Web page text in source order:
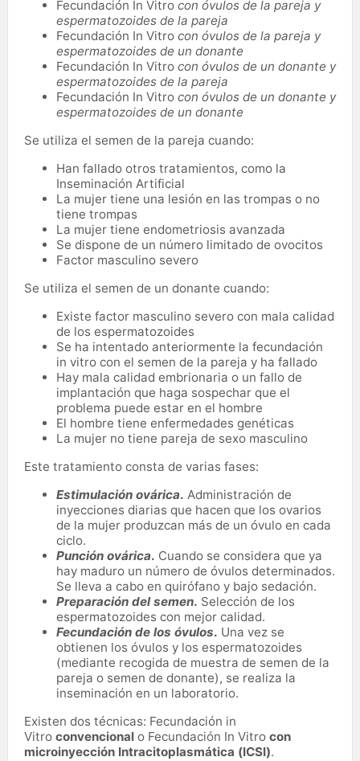
Fecundación In Vitro con óvulos de la pareja y
espermatozoides de la pareja
Fecundación In Vitro con óvulos de la pareja y
espermatozoides de un donante
Fecundación In Vitro con óvulos de un donante y
espermatozoides de la pareja
Fecundación In Vitro con óvulos de un donante y
espermatozoides de un donante
Se utiliza el semen de la pareja cuando:
Han fallado otros tratamientos, como la
Inseminación Artificial
La mujer tiene una lesión en las trompas o no
tiene trompas
La mujer tiene endometriosis avanzada
Se dispone de un número limitado de ovocitos
Factor masculino severo
Se utiliza el semen de un donante cuando:
Existe factor masculino severo con mala calidad
de los espermatozoides
Se ha intentado anteriormente la fecundación
in vitro con el semen de la pareja y ha fallado
Hay mala calidad embrionaria o un fallo de
implantación que haga sospechar que el
problema puede estar en el hombre
El hombre tiene enfermedades genéticas
La mujer no tiene pareja de sexo masculino
Este tratamiento consta de varias fases:
Estimulación ovárica. Administración de
inyecciones diarias que hacen que los ovarios
de la mujer produzcan más de un óvulo en cada
ciclo.
Punción ovárica. Cuando se considera que ya
hay maduro un número de óvulos determinados.
Se lleva a cabo en quirófano y bajo sedación.
Preparación del semen. Selección de los
espermatozoides con mejor calidad.
Fecundación de los óvulos. Una vez se
obtienen los óvulos y los espermatozoides
(mediante recogida de muestra de semen de la
pareja o semen de donante), se realiza la
inseminación en un laboratorio.
Existen dos técnicas: Fecundación in
Vitro convencional o Fecundación In Vitro con
microinyección Intracitoplasmática (ICSI).